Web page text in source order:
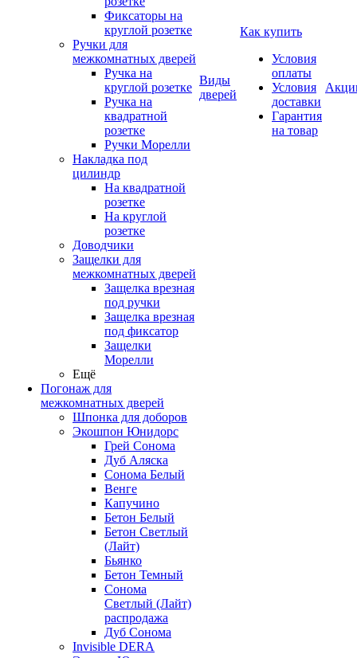
Фиксаторы на
круглой розетке
Ручки для
межкомнатных дверей
Ручка на
круглой розетке
Ручка на
квадратной
розетке
Ручки Морелли
Накладка под
цилиндр
На квадратной
розетке
На круглой
розетке
Доводчики
Защелки для
межкомнатных дверей
Защелка врезная
под ручки
Защелка врезная
под фиксатор
Защелки
Морелли
Ещё
Погонаж для
межкомнатных дверей
Шпонка для доборов
Экошпон Юнидорс
Грей Сонома
Дуб Аляска
Сонома Белый
Венге
Капучино
Бетон Белый
Бетон Светлый
(Лайт)
Бьянко
Бетон Темный
Сонома
Светлый (Лайт)
распродажа
Дуб Сонома
Invisible DERA
Виды
дверей
Как купить
Условия
оплаты
Условия
доставки
Гарантия
на товар